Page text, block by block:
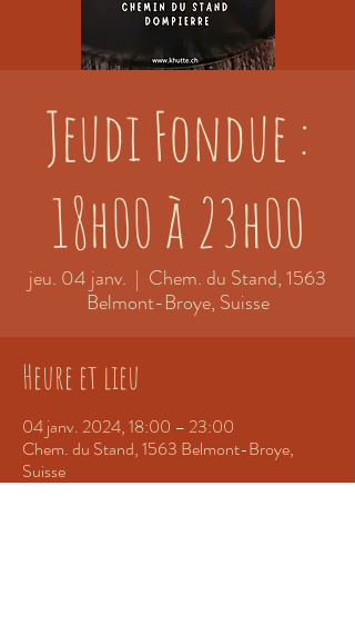
Jeudi Fondue :
18h00 à 23h00
jeu. 04 janv.
  |
Chem. du Stand, 1563
Belmont-Broye, Suisse
Heure et lieu
04 janv. 2024, 18:00 – 23:00
Chem. du Stand, 1563 Belmont-Broye,
Suisse